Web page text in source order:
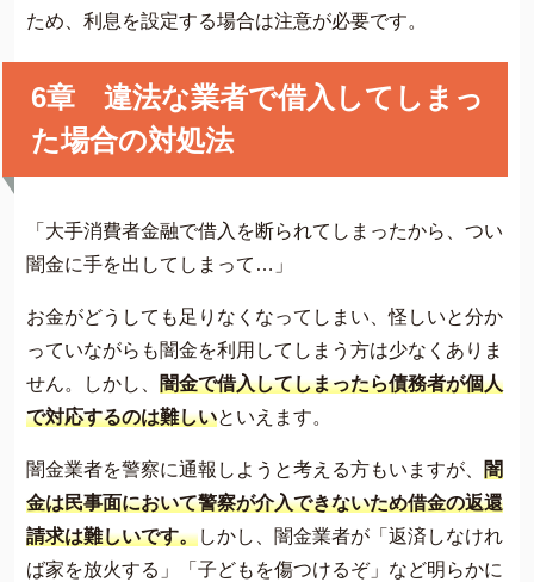
ため、利息を設定する場合は注意が必要です。
6章 違法な業者で借入してしまっ
た場合の対処法
「大手消費者金融で借入を断られてしまったから、つい
闇金に手を出してしまって…」
お金がどうしても足りなくなってしまい、怪しいと分か
っていながらも闇金を利用してしまう方は少なくありま
せん。しかし、 闇金で借入してしまったら債務者が個人
で対応するのは難しいといえます。
闇金業者を警察に通報しようと考える方もいますが、 闇
金は民事面において警察が介入できないため借金の返還
請求は難しいです。しかし、闇金業者が「返済しなけれ
ば家を放火する」「子どもを傷つけるぞ」など明らかに